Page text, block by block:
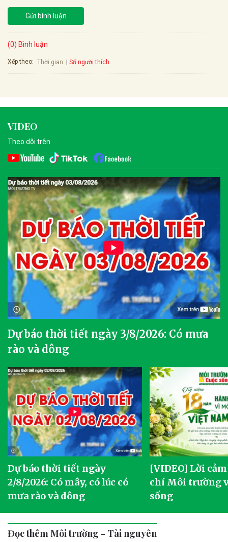
Gửi bình luận
(0) Bình luận
Xếp theo: Thời gian Số người thích
VIDEO
Theo dõi trên
Dự báo thời tiết ngày 3/8/2026: Có mưa
rào và dông
Dự báo thời tiết ngày
2/8/2026: Có mây, có lúc có
mưa rào và dông
[VIDEO] Lời
chí Môi trường
sống
Đọc thêm Môi trường - Tài nguyên